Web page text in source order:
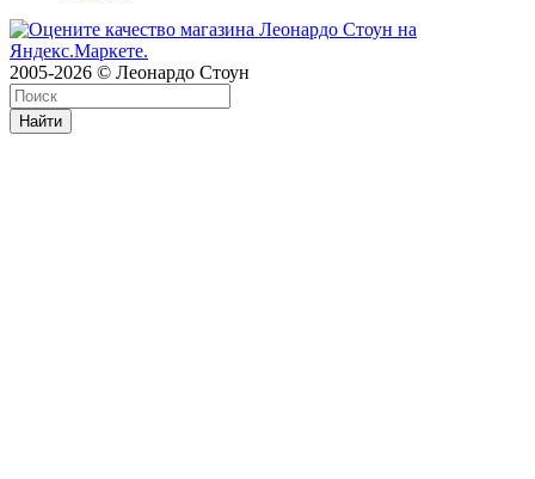
2005-2026 © Леонардо Стоун
Найти